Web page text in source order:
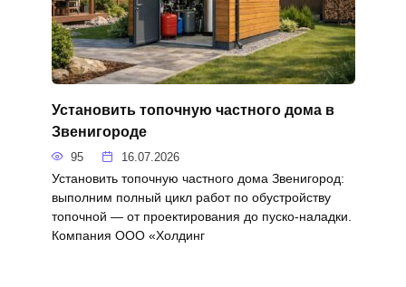
Установить топочную частного дома в
Звенигороде
95 16.07.2026
Установить топочную частного дома Звенигород:
выполним полный цикл работ по обустройству
топочной — от проектирования до пуско‑наладки.
Компания ООО «Холдинг